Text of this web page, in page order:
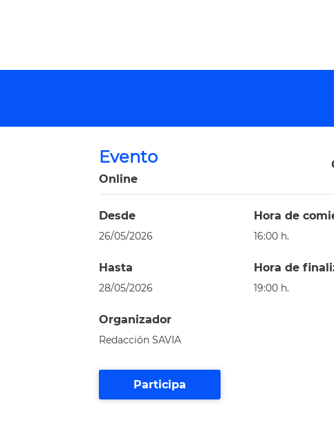
Evento
Online
Desde
26/05/2026
Hora de
16:00 h.
Hasta
28/05/2026
Hora de
19:00 h.
Organizador
Redacción SAVIA
Participa